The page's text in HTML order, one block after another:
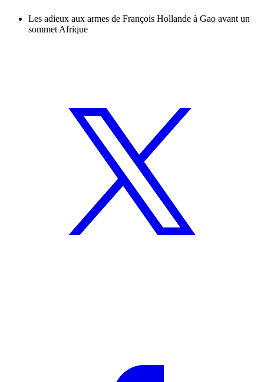
Les adieux aux armes de François Hollande à Gao avant un
sommet Afrique